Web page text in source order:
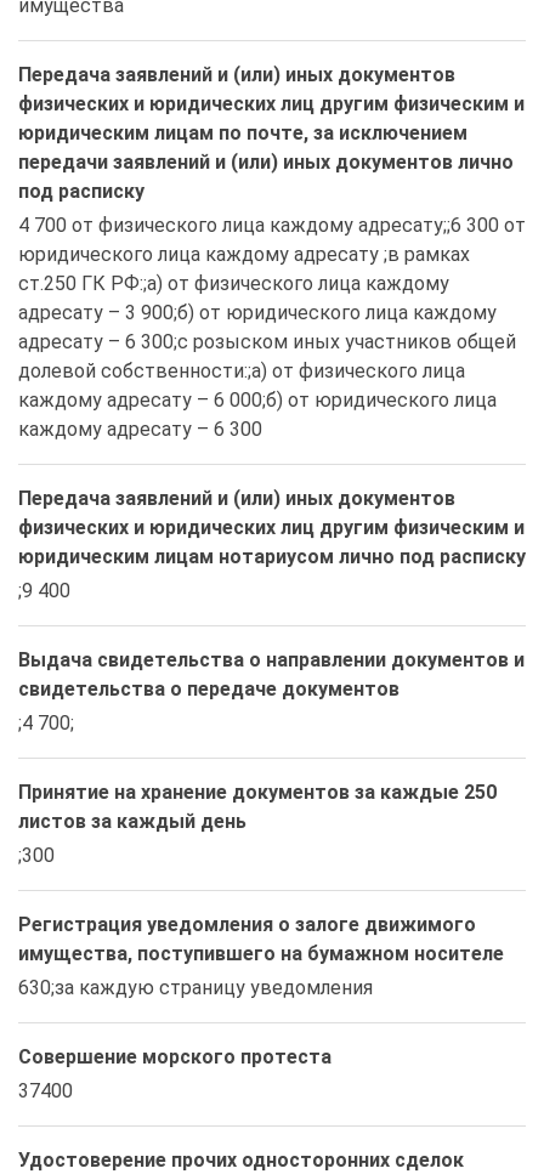
имущества
Передача заявлений и (или) иных документов
физических и юридических лиц другим физическим и
юридическим лицам по почте, за исключением
передачи заявлений и (или) иных документов лично
под расписку
4 700 от физического лица каждому адресату;;6 300 от
юридического лица каждому адресату ;в рамках
ст.250 ГК РФ:;а) от физического лица каждому
адресату – 3 900;б) от юридического лица каждому
адресату – 6 300;с розыском иных участников общей
долевой собственности:;а) от физического лица
каждому адресату – 6 000;б) от юридического лица
каждому адресату – 6 300
Передача заявлений и (или) иных документов
физических и юридических лиц другим физическим и
юридическим лицам нотариусом лично под расписку
;9 400
Выдача свидетельства о направлении документов и
свидетельства о передаче документов
;4 700;
Принятие на хранение документов за каждые 250
листов за каждый день
;300
Регистрация уведомления о залоге движимого
имущества, поступившего на бумажном носителе
630;за каждую страницу уведомления
Совершение морского протеста
37400
Удостоверение прочих односторонних сделок